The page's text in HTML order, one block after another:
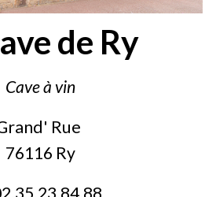
de Ry
Cave à vin
Rue
76116 Ry